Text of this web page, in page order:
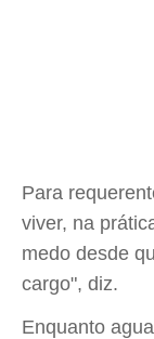
Para
viver, na
medo desde
cargo", diz.
Enquanto